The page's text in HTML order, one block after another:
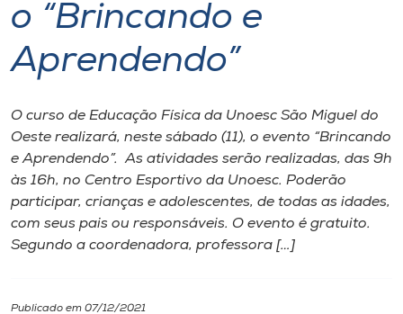
Portal de Ensino
Internacionalização
I.nova
o “Brincando e
Aprendendo”
O curso de Educação Física da Unoesc São Miguel do
Oeste realizará, neste sábado (11), o evento “Brincando
e Aprendendo”. As atividades serão realizadas, das 9h
às 16h, no Centro Esportivo da Unoesc. Poderão
participar, crianças e adolescentes, de todas as idades,
com seus pais ou responsáveis. O evento é gratuito.
Segundo a coordenadora, professora […]
Publicado em 07/12/2021